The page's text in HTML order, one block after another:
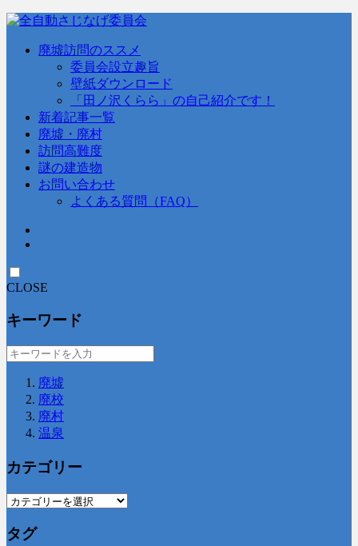
廃墟訪問のススメ
委員会設立趣旨
壁紙ダウンロード
「田ノ沢くらら」の自己紹介です！
新着記事一覧
廃墟・廃村
訪問高難度
謎の建造物
お問い合わせ
よくある質問（FAQ）
CLOSE
キーワード
廃墟
廃校
廃村
温泉
カテゴリー
タグ